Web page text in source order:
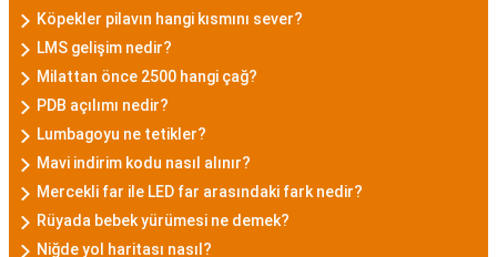
Köpekler pilavın hangi kısmını sever?
LMS gelişim nedir?
Milattan önce 2500 hangi çağ?
PDB açılımı nedir?
Lumbagoyu ne tetikler?
Mavi indirim kodu nasıl alınır?
Mercekli far ile LED far arasındaki fark nedir?
Rüyada bebek yürümesi ne demek?
Niğde yol haritası nasıl?